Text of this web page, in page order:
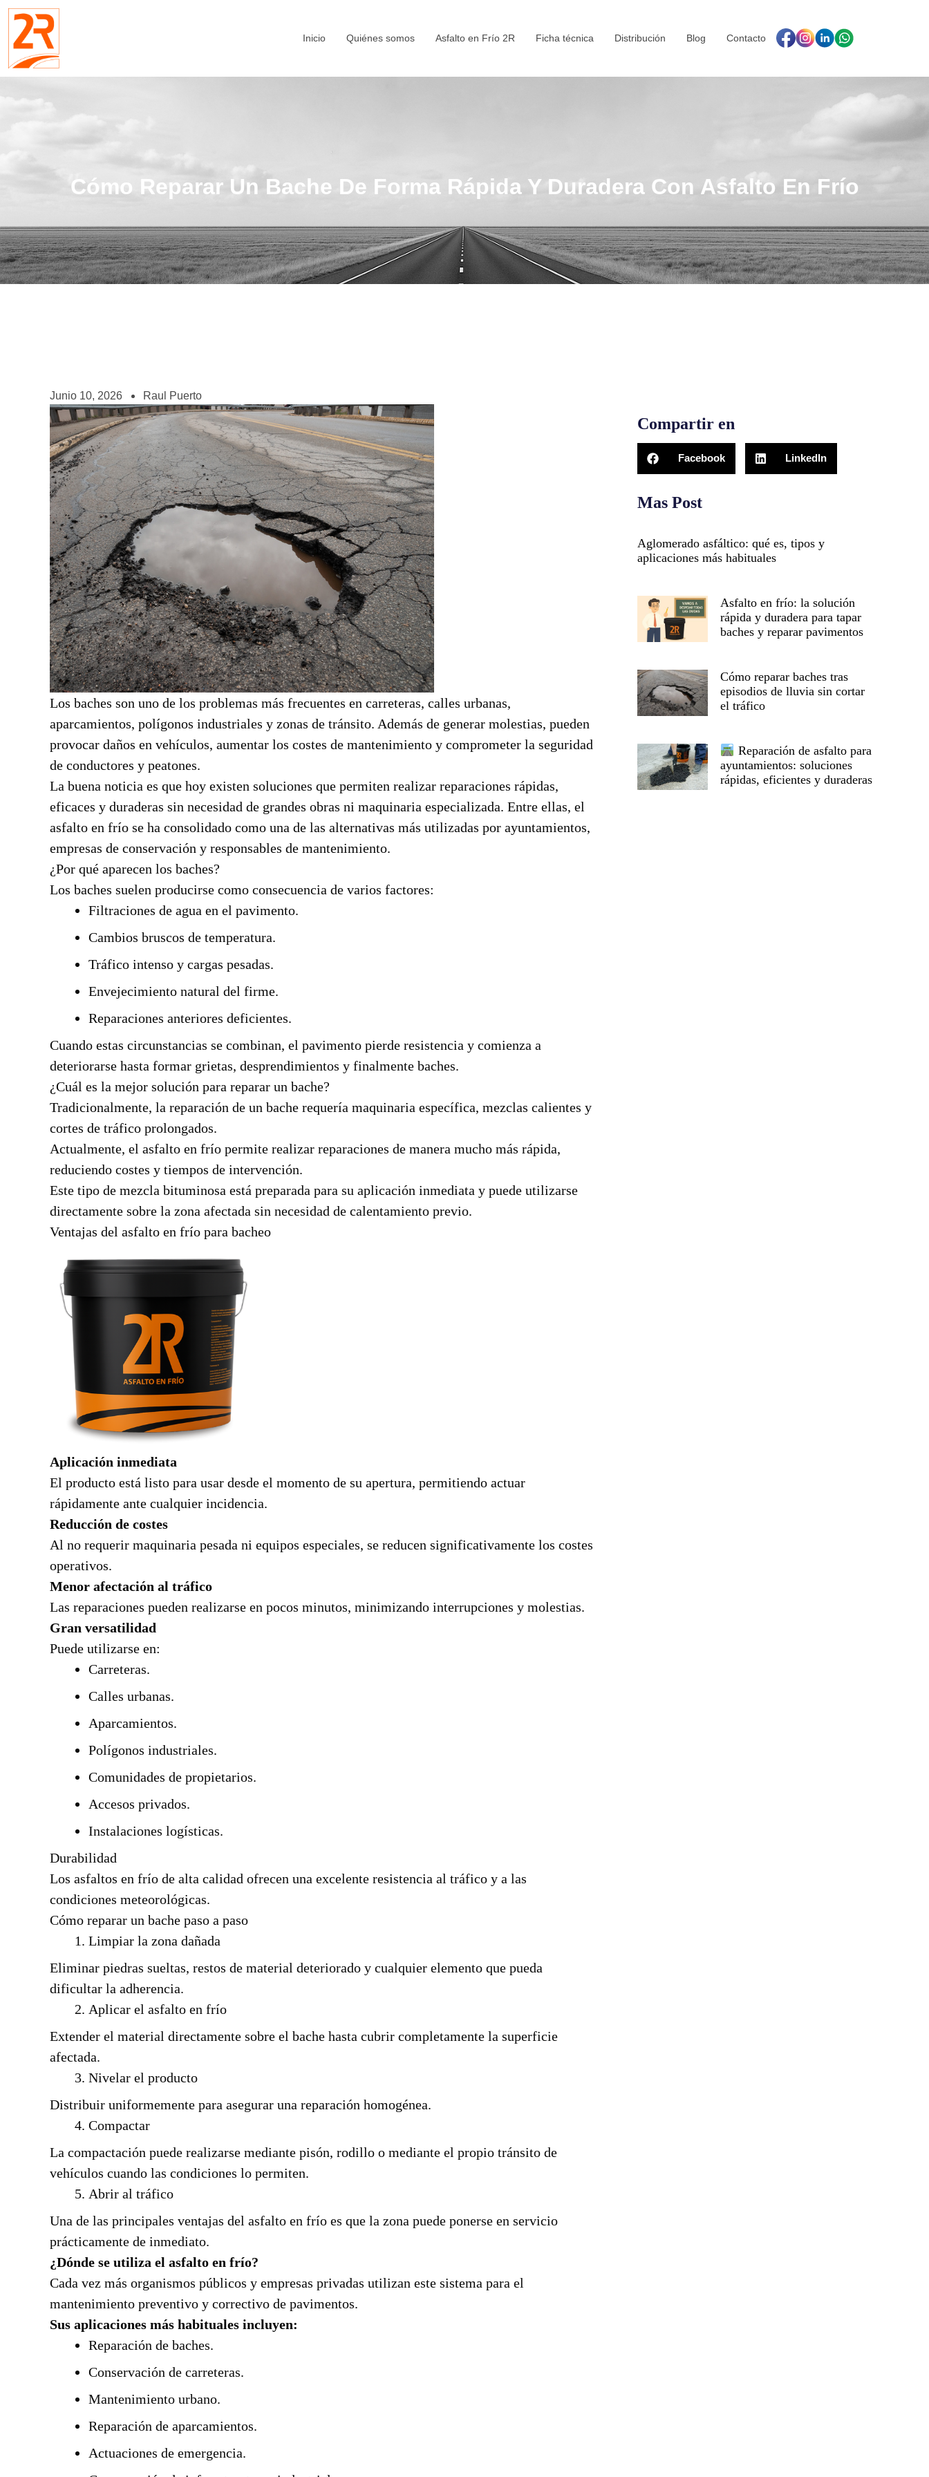
Inicio Quiénes somos Asfalto en Frío 2R Ficha técnica Distribución Blog Contacto
Cómo Reparar Un Bache De Forma Rápida Y Duradera Con Asfalto En Frío
Junio 10, 2026 Raul Puerto
Los baches son uno de los problemas más frecuentes en carreteras, calles urbanas,
aparcamientos, polígonos industriales y zonas de tránsito. Además de generar molestias, pueden
provocar daños en vehículos, aumentar los costes de mantenimiento y comprometer la seguridad
de conductores y peatones.
La buena noticia es que hoy existen soluciones que permiten realizar reparaciones rápidas,
eficaces y duraderas sin necesidad de grandes obras ni maquinaria especializada. Entre ellas, el
asfalto en frío se ha consolidado como una de las alternativas más utilizadas por ayuntamientos,
empresas de conservación y responsables de mantenimiento.
¿Por qué aparecen los baches?
Los baches suelen producirse como consecuencia de varios factores:
Filtraciones de agua en el pavimento.
Cambios bruscos de temperatura.
Tráfico intenso y cargas pesadas.
Envejecimiento natural del firme.
Reparaciones anteriores deficientes.
Cuando estas circunstancias se combinan, el pavimento pierde resistencia y comienza a
deteriorarse hasta formar grietas, desprendimientos y finalmente baches.
¿Cuál es la mejor solución para reparar un bache?
Tradicionalmente, la reparación de un bache requería maquinaria específica, mezclas calientes y
cortes de tráfico prolongados.
Actualmente, el asfalto en frío permite realizar reparaciones de manera mucho más rápida,
reduciendo costes y tiempos de intervención.
Este tipo de mezcla bituminosa está preparada para su aplicación inmediata y puede utilizarse
directamente sobre la zona afectada sin necesidad de calentamiento previo.
Ventajas del asfalto en frío para bacheo
Aplicación inmediata
El producto está listo para usar desde el momento de su apertura, permitiendo actuar
rápidamente ante cualquier incidencia.
Reducción de costes
Al no requerir maquinaria pesada ni equipos especiales, se reducen significativamente los costes
operativos.
Menor afectación al tráfico
Las reparaciones pueden realizarse en pocos minutos, minimizando interrupciones y molestias.
Gran versatilidad
Puede utilizarse en:
Carreteras.
Calles urbanas.
Aparcamientos.
Polígonos industriales.
Comunidades de propietarios.
Accesos privados.
Instalaciones logísticas.
Durabilidad
Los asfaltos en frío de alta calidad ofrecen una excelente resistencia al tráfico y a las
condiciones meteorológicas.
Cómo reparar un bache paso a paso
Limpiar la zona dañada
Eliminar piedras sueltas, restos de material deteriorado y cualquier elemento que pueda
dificultar la adherencia.
Aplicar el asfalto en frío
Extender el material directamente sobre el bache hasta cubrir completamente la superficie
afectada.
Nivelar el producto
Distribuir uniformemente para asegurar una reparación homogénea.
Compactar
La compactación puede realizarse mediante pisón, rodillo o mediante el propio tránsito de
vehículos cuando las condiciones lo permiten.
Abrir al tráfico
Una de las principales ventajas del asfalto en frío es que la zona puede ponerse en servicio
prácticamente de inmediato.
¿Dónde se utiliza el asfalto en frío?
Cada vez más organismos públicos y empresas privadas utilizan este sistema para el
mantenimiento preventivo y correctivo de pavimentos.
Sus aplicaciones más habituales incluyen:
Reparación de baches.
Conservación de carreteras.
Mantenimiento urbano.
Reparación de aparcamientos.
Actuaciones de emergencia.
Compartir en
Facebook LinkedIn
Mas Post
Aglomerado asfáltico: qué es, tipos y
aplicaciones más habituales
Asfalto en frío: la solución
rápida y duradera para tapar
baches y reparar pavimentos
Cómo reparar baches tras
episodios de lluvia sin cortar
el tráfico
Reparación de asfalto para
ayuntamientos: soluciones
rápidas, eficientes y duraderas